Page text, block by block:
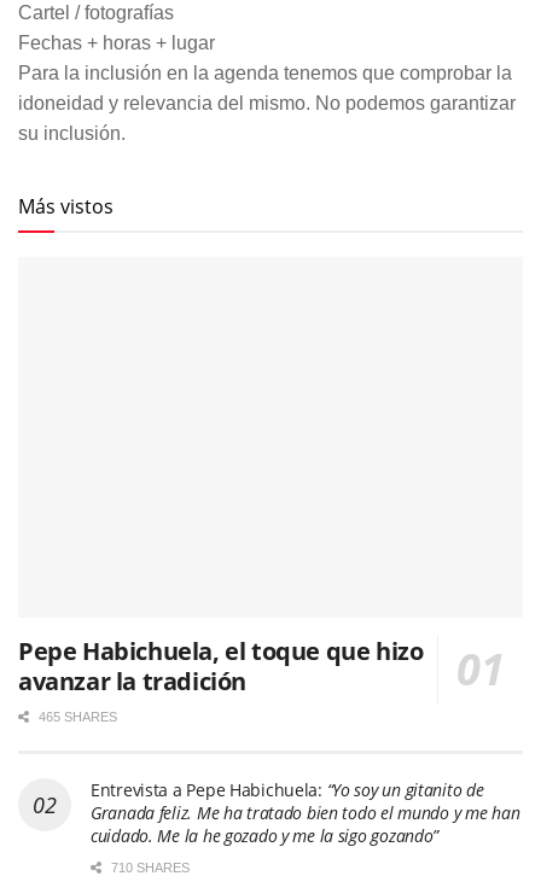
Cartel / fotografías
Fechas + horas + lugar
Para la inclusión en la agenda tenemos que comprobar la
idoneidad y relevancia del mismo. No podemos garantizar
su inclusión.
Más vistos
Pepe Habichuela, el toque que hizo
avanzar la tradición
465 SHARES
Entrevista a Pepe Habichuela: “Yo soy un gitanito de
Granada feliz. Me ha tratado bien todo el mundo y me han
cuidado. Me la he gozado y me la sigo gozando”
710 SHARES